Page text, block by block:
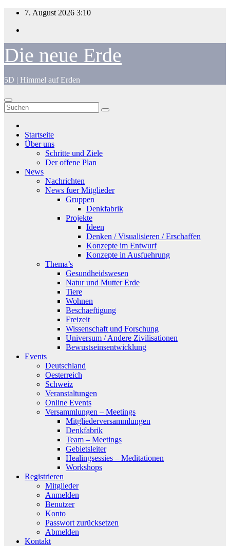
Zum
springen
7. August 2026 3:10
Die neue Erde
5D | Himmel auf Erden
Startseite
Über uns
Schritte und Ziele
Der offene Plan
News
Nachrichten
News fuer Mitglieder
Gruppen
Denkfabrik
Projekte
Ideen
Denken / Visualisieren / Erschaffen
Konzepte im Entwurf
Konzepte in Ausfuehrung
Thema’s
Gesundheidswesen
Natur und Mutter Erde
Tiere
Wohnen
Beschaeftigung
Freizeit
Wissenschaft und Forschung
Universum / Andere Zivilisationen
Bewustseinsentwicklung
Events
Deutschland
Oesterreich
Schweiz
Veranstaltungen
Online Events
Versammlungen – Meetings
Mitgliederversammlungen
Denkfabrik
Team – Meetings
Gebietsleiter
Healingsessies – Meditationen
Workshops
Registrieren
Mitglieder
Anmelden
Benutzer
Konto
Passwort zurücksetzen
Abmelden
Kontakt